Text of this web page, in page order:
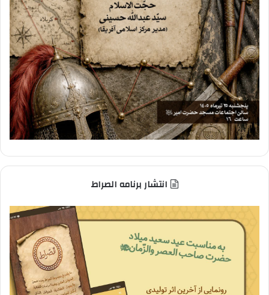
انتشار برنامه الصراط